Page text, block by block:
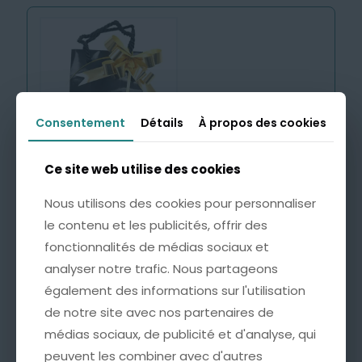
Emballage Cadeau avec
4,99€
Cette option est idéale pour offrir un bijou
accompagné d’un mot doux, à l’occasion d’un
anniversaire, d’une fête ou de tout autre moment
important.
* Une pochette soignée, ornée d’un nœud doré
pour une présentation raffinée.
Consentement Détails À propos des cookies
Ce site web utilise des cookies
Nous utilisons des cookies pour personnaliser
le contenu et les publicités, offrir des
fonctionnalités de médias sociaux et
analyser notre trafic. Nous partageons
également des informations sur l'utilisation
de notre site avec nos partenaires de
médias sociaux, de publicité et d'analyse, qui
peuvent les combiner avec d'autres
Consentement Détails À propos des cookies
Ce site web utilise des cookies
Nous utilisons des cookies pour personnaliser
le contenu et les publicités, offrir des
fonctionnalités de médias sociaux et
analyser notre trafic. Nous partageons
également des informations sur l'utilisation
de notre site avec nos partenaires de
médias sociaux, de publicité et d'analyse, qui
peuvent les combiner avec d'autres